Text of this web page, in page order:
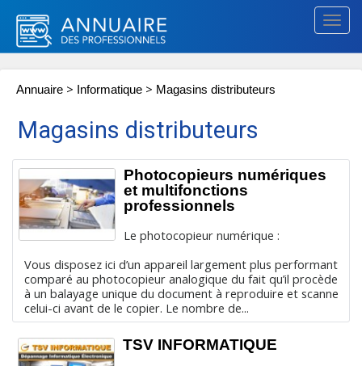
Annuaire > Informatique > Magasins distributeurs
Magasins distributeurs
Photocopieurs numériques
et multifonctions
professionnels
Le photocopieur numérique :
Vous disposez ici d’un appareil largement plus performant
comparé au photocopieur analogique du fait qu’il procède
à un balayage unique du document à reproduire et scanne
celui-ci avant de le copier. Le nombre de...
TSV INFORMATIQUE